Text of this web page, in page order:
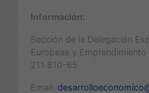
Información:
Sección de la Delegación
Europeas y
211 810-65
Email: